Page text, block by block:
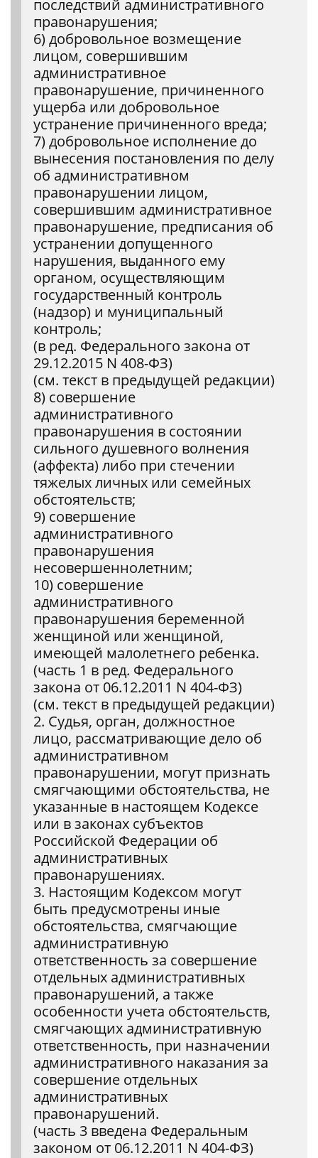
последствий административного
правонарушения;
6) добровольное возмещение
лицом, совершившим
административное
правонарушение, причиненного
ущерба или добровольное
устранение причиненного вреда;
7) добровольное исполнение до
вынесения постановления по делу
об административном
правонарушении лицом,
совершившим административное
правонарушение, предписания об
устранении допущенного
нарушения, выданного ему
органом, осуществляющим
государственный контроль
(надзор) и муниципальный
контроль;
(в ред. Федерального закона от
29.12.2015 N 408-ФЗ)
(см. текст в предыдущей редакции)
8) совершение
административного
правонарушения в состоянии
сильного душевного волнения
(аффекта) либо при стечении
тяжелых личных или семейных
обстоятельств;
9) совершение
административного
правонарушения
несовершеннолетним;
10) совершение
административного
правонарушения беременной
женщиной или женщиной,
имеющей малолетнего ребенка.
(часть 1 в ред. Федерального
закона от 06.12.2011 N 404-ФЗ)
(см. текст в предыдущей редакции)
2. Судья, орган, должностное
лицо, рассматривающие дело об
административном
правонарушении, могут признать
смягчающими обстоятельства, не
указанные в настоящем Кодексе
или в законах субъектов
Российской Федерации об
административных
правонарушениях.
3. Настоящим Кодексом могут
быть предусмотрены иные
обстоятельства, смягчающие
административную
ответственность за совершение
отдельных административных
правонарушений, а также
особенности учета обстоятельств,
смягчающих административную
ответственность, при назначении
административного наказания за
совершение отдельных
административных
правонарушений.
(часть 3 введена Федеральным
законом от 06.12.2011 N 404-ФЗ)